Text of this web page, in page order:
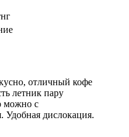
отличный кофе
летник пару
можно с
Удобная дислокация.